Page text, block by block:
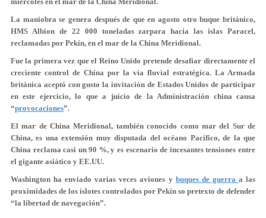
La maniobra se genera después de que en agosto otro buque británico,
HMS Albion de 22 000 toneladas zarpara hacia las islas Paracel,
reclamadas por Pekín, en el mar de la China Meridional.
Fue la primera vez que el Reino Unido pretende desafiar directamente el
creciente control de China por la vía fluvial estratégica. La Armada
británica aceptó con gusto la invitación de Estados Unidos de participar
en este ejercicio, lo que a juicio de la Administración china causa
“provocaciones”.
El mar de China Meridional, también conocido como mar del Sur de
China, es una extensión muy disputada del océano Pacífico, de la que
China reclama casi un 90 %, y es escenario de incesantes tensiones entre
el gigante asiático y EE.UU.
Washington ha enviado varias veces aviones y buques de guerra a las
proximidades de los islotes controlados por Pekín so pretexto de defender
“la libertad de navegación”.